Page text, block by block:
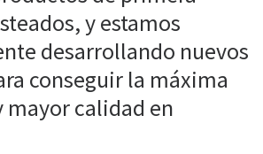
y estamos
desarrollando nuevos
conseguir la máxima
mayor calidad en